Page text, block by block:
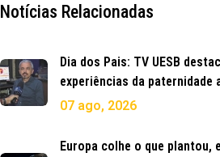
Notícias Relacionadas
Dia dos Pais: TV UESB
experiências da paternidade
07 ago, 2026
Europa colhe o que plantou,